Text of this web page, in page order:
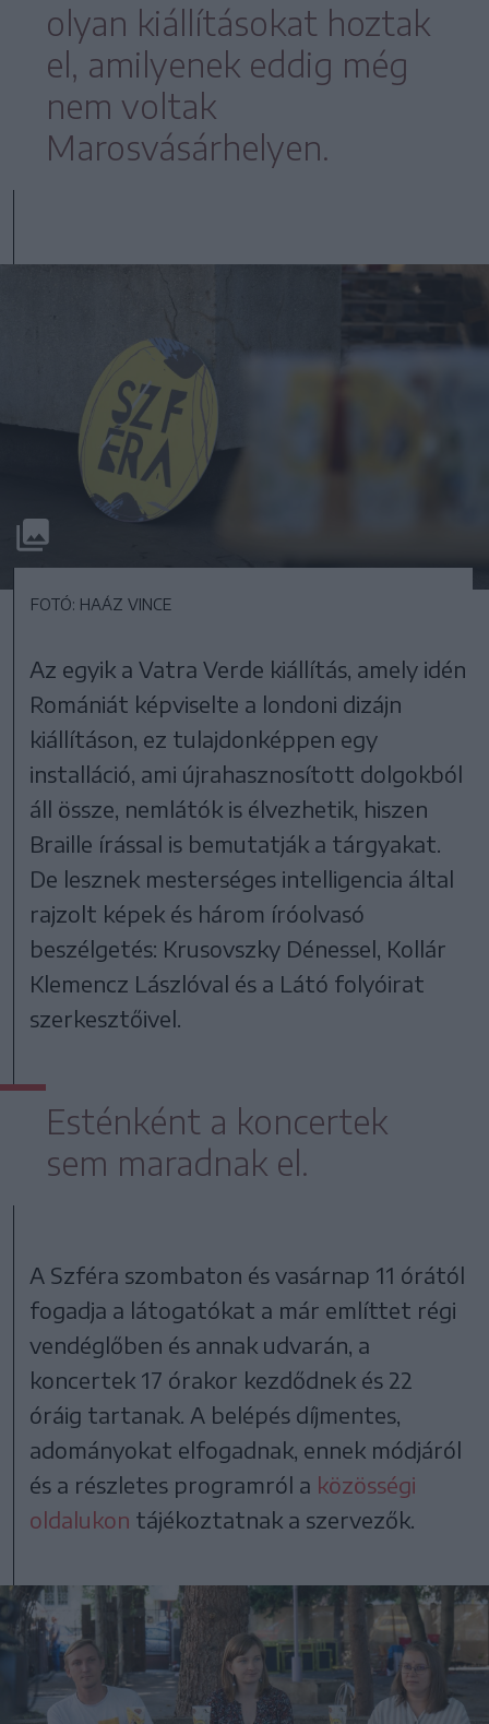
olyan kiállításokat hoztak
el, amilyenek eddig még
nem voltak
Marosvásárhelyen.
FOTÓ: HAÁZ VINCE
Az egyik a Vatra Verde kiállítás, amely idén
Romániát képviselte a londoni dizájn
kiállításon, ez tulajdonképpen egy
installáció, ami újrahasznosított dolgokból
áll össze, nemlátók is élvezhetik, hiszen
Braille írással is bemutatják a tárgyakat.
De lesznek mesterséges intelligencia által
rajzolt képek és három íróolvasó
beszélgetés: Krusovszky Dénessel, Kollár
Klemencz Lászlóval és a Látó folyóirat
szerkesztőivel.
Esténként a koncertek
sem maradnak el.
A Szféra szombaton és vasárnap 11 órától
fogadja a látogatókat a már említtet régi
vendéglőben és annak udvarán, a
koncertek 17 órakor kezdődnek és 22
óráig tartanak. A belépés díjmentes,
adományokat elfogadnak, ennek módjáról
és a részletes programról a közösségi
oldalukon tájékoztatnak a szervezők.